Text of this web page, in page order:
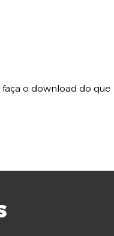
faça o download do que